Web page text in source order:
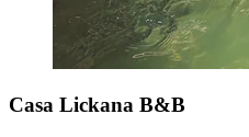
Casa Lickana B&B